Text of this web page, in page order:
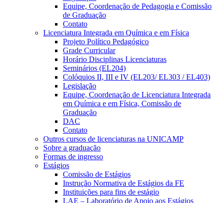
Equipe, Coordenação de Pedagogia e Comissão
de Graduação
Contato
Licenciatura Integrada em Química e em Física
Projeto Político Pedagógico
Grade Curricular
Horário Disciplinas Licenciaturas
Seminários (EL204)
Colóquios II, III e IV (EL203/ EL303 / EL403)
Legislação
Equipe, Coordenação de Licenciatura Integrada
em Química e em Física, Comissão de
Graduação
DAC
Contato
Outros cursos de licenciaturas na UNICAMP
Sobre a graduação
Formas de ingresso
Estágios
Comissão de Estágios
Instrução Normativa de Estágios da FE
Instituições para fins de estágio
LAE – Laboratório de Apoio aos Estágios